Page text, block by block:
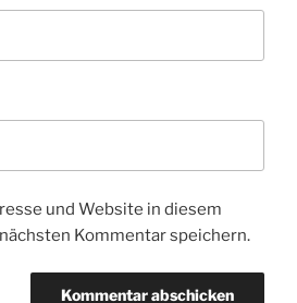
und Website in diesem
Kommentar speichern.